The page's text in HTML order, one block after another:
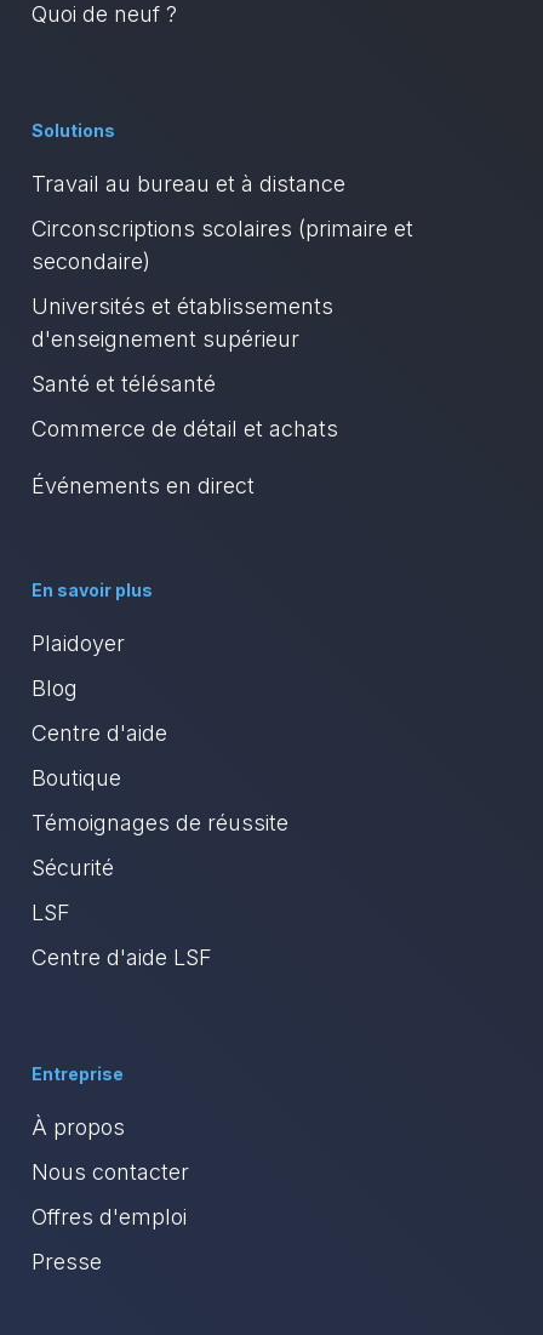
Quoi de neuf ?
Solutions
Travail au bureau et à distance
Circonscriptions scolaires (primaire et
secondaire)
Universités et établissements
d'enseignement supérieur
Santé et télésanté
Commerce de détail et achats
Événements en direct
En savoir plus
Plaidoyer
Blog
Centre d'aide
Boutique
Témoignages de réussite
Sécurité
LSF
Centre d'aide LSF
Entreprise
À propos
Nous contacter
Offres d'emploi
Presse